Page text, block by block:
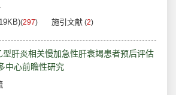
(297) 施引文献 (2)
肝炎相关慢加急性肝衰竭患者预后评估
中心前瞻性研究